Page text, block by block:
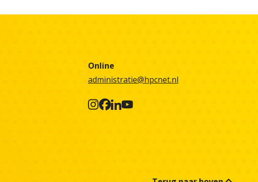
Online
administratie@hpcnet.nl